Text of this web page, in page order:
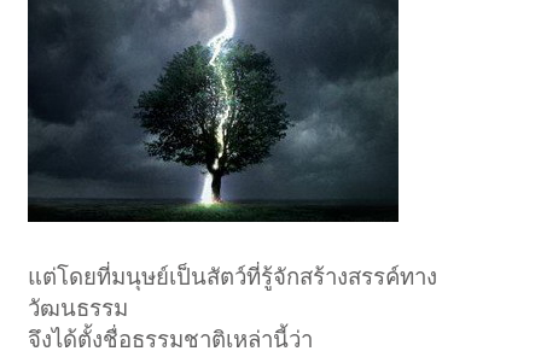
แต่โดยที่มนุษย์เป็นสัตว์ที่รู้จักสร้างสรรค์ทาง
วัฒนธรรม
จึงได้ตั้งชื่อธรรมชาติเหล่านี้ว่า